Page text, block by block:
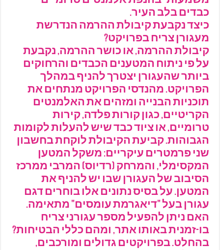
כבדים בלב העיר.
כיצד נקבעת קיבולת ההרמה הנדרשת
מעגורן צריח בפרויקט?
קיבולת ההרמה, או כושר ההרמה, נקבעת
על פי ניתוח המטענים הכבדים והרחוקים
ביותר שהעגורן יצטרך להניף במהלך
הפרויקט. מהנדסי הפרויקט מנתחים את
תוכניות הבנייה ומזהים את האלמנטים
הקריטיים, כגון קורות פלדה, קירות
טרומיים, או ציוד כבד שיש להעלות לקומות
הגבוהות. קביעת הקיבולת לוקחת בחשבון
שני פרמטרים עיקריים: משקל המטען
המקסימלי, והמרחק (רדיוס) המרבי ממרכז
הסיבוב של העגורן שבו יש להניף את
המטען. על בסיס נתונים אלו בוחרים דגם
עגורן בעל "דיאגרמת עומסים" מתאימה.
האם ניתן להפעיל מספר עגורני צריח
בו-זמנית באותו אתר, ומהם כללי הבטיחות?
בהחלט. בפרויקטים גדולים ומורכבים,